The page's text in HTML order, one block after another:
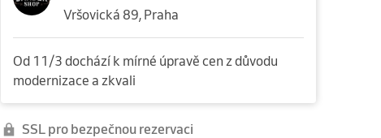
Vršovická 89, Praha
Od 11/3 dochází k mírné úpravě cen z důvodu
modernizace a zkvali
SSL pro bezpečnou rezervaci